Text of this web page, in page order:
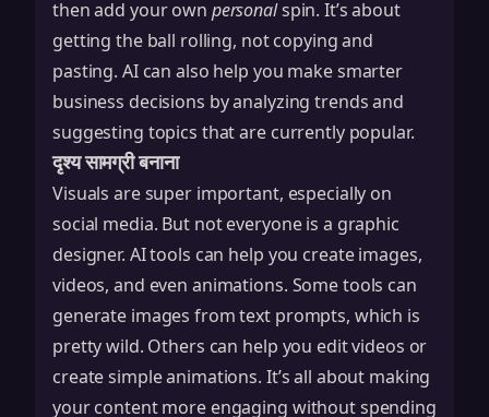
then add your own personalspin. It’s about
getting the ball rolling, not copying and
pasting. AI can also help you make smarter
business decisions by analyzing trends and
suggesting topics that are currently popular.
दृश्य सामग्री बनाना
Visuals are super important, especially on
social media. But not everyone is a graphic
designer. AI tools can help you create images,
videos, and even animations. Some tools can
generate images from text prompts, which is
pretty wild. Others can help you edit videos or
create simple animations. It’s all about making
your content more engaging without spending